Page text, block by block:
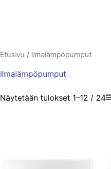
Etusivu / Ilmalämpöpumput
Ilmalämpöpumput
Näytetään tulokset 1–12 / 24